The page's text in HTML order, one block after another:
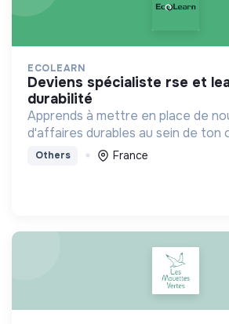
ECOLEARN
deviens spécialiste rse et leader de la
durabilité
Apprends à mettre en place de
d'affaires durables au sein de ton
chez un client
Others France